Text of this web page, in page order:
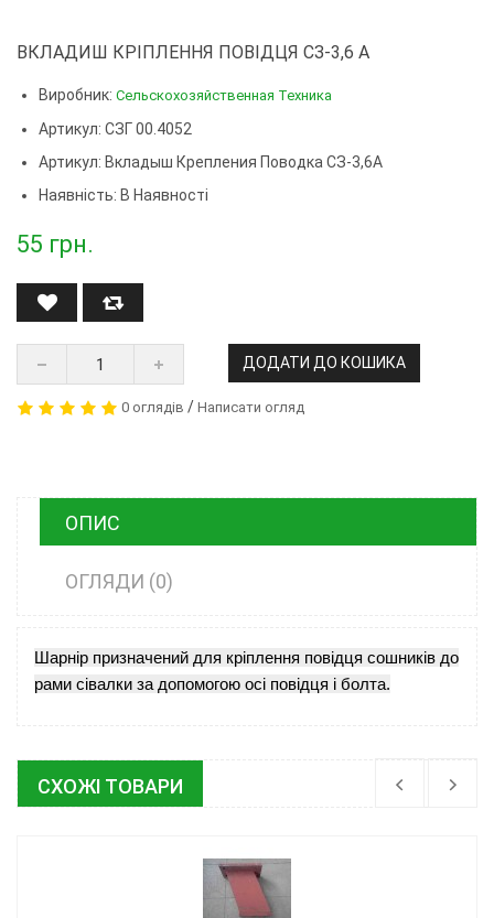
ВКЛАДИШ КРІПЛЕННЯ ПОВІДЦЯ СЗ-3,6 А
Виробник: Сельскохозяйственная Техника
Артикул: СЗГ 00.4052
Артикул: Вкладыш Крепления Поводка СЗ-3,6А
Наявність: В Наявності
55 грн.
ДОДАТИ ДО КОШИКА
0 оглядів / Написати огляд
ОПИС
ОГЛЯДИ (0)
Шарнір призначений для кріплення повідця сошників до
рами сівалки за допомогою осі повідця і болта.
СХОЖІ ТОВАРИ